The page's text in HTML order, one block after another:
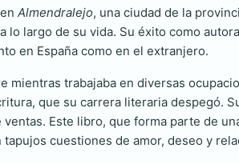
Almendralejo, una ciudad de la
largo de su vida. Su éxito como
en España como en el extranjero.
trabajaba en diversas
que su carrera literaria despegó.
Este libro, que forma parte de
cuestiones de amor, deseo y